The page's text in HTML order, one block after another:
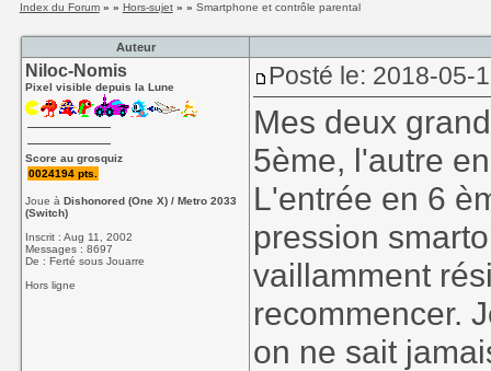
Index du Forum» » Hors-sujet» » Smartphone et contrôle parental
Auteur
Niloc-Nomis
Pixel visible depuis la Lune
Score au grosquiz
0024194 pts.
Joue àDishonored (One X) / Metro 2033
(Switch)
Inscrit : Aug 11, 2002
Messages : 8697
De : Ferté sous Jouarre
Hors ligne
Posté le: 2018-05-
Mes deux
5ème, l'autre
L'entrée en 6
pression
vaillamment
recommencer.
on ne sait